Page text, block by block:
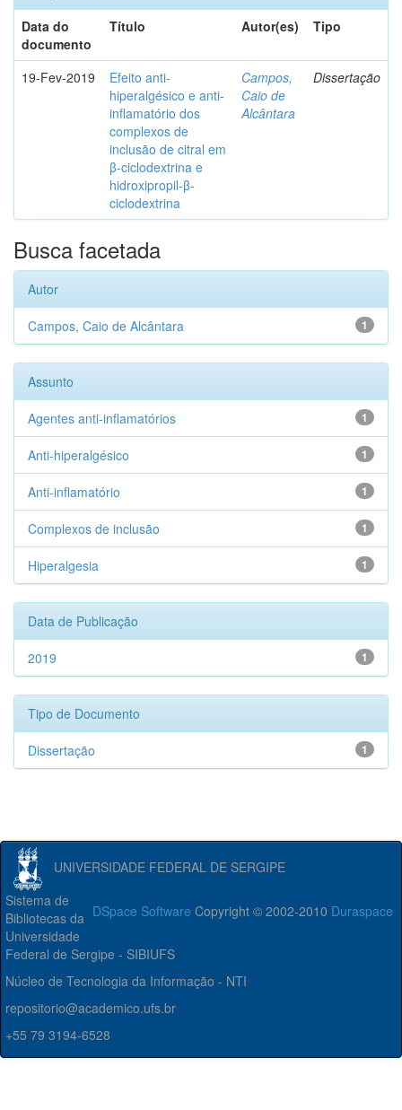
Data do
documento
Título Autor(es) Tipo
19-Fev-2019
Efeito anti-
hiperalgésico e anti-
inflamatório dos
complexos de
inclusão de citral em
β-ciclodextrina e
hidroxipropil-β-
ciclodextrina
Campos,
Caio de
Alcântara
Dissertação
Busca facetada
Autor
1
Campos, Caio de Alcântara
Assunto
1
Agentes anti-inflamatórios
1
Anti-hiperalgésico
1
Anti-inflamatório
1
Complexos de inclusão
1
Hiperalgesia
Data de Publicação
1
2019
Tipo de Documento
1
Dissertação
UNIVERSIDADE FEDERAL DE SERGIPE
DSpace Software Copyright © 2002-2010 Duraspace
Sistema de
Bibliotecas da
Universidade
Federal de Sergipe - SIBIUFS
Núcleo de Tecnologia da Informação - NTI
repositorio@academico.ufs.br
+55 79 3194-6528